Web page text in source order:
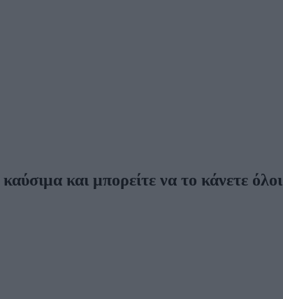
και μπορείτε να το κάνετε όλοι